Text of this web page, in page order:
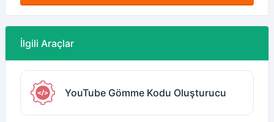
İlgili Araçlar
YouTube Gömme Kodu Oluşturucu